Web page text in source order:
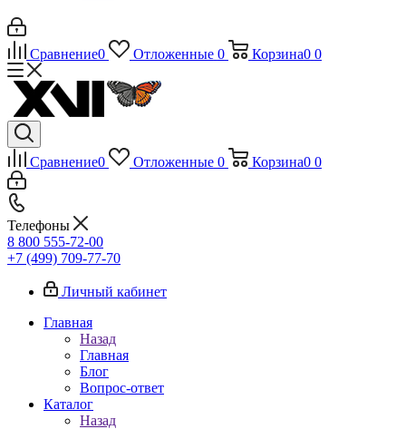
Сравнение0 Отложенные 0 Корзина0 0
Сравнение0 Отложенные 0 Корзина0 0
Телефоны
8 800 555-72-00
+7 (499) 709-77-70
Личный кабинет
Главная
Назад
Главная
Блог
Вопрос-ответ
Каталог
Назад